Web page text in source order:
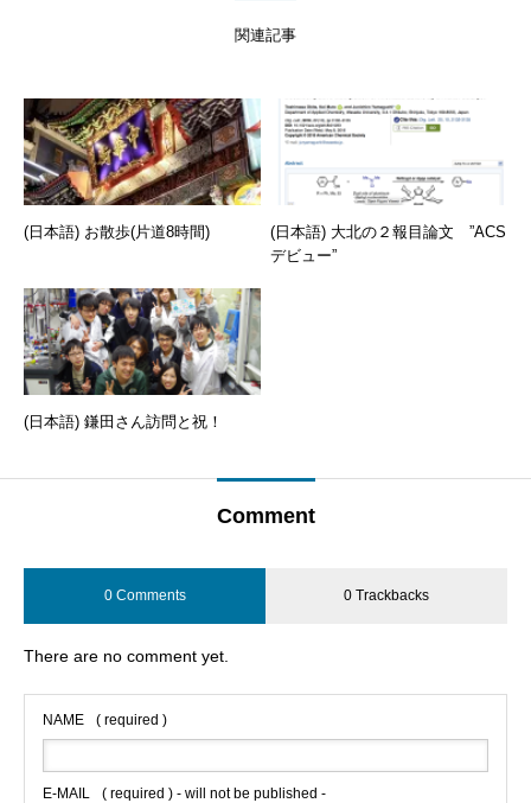
関連記事
(日本語) お散歩(片道8時間)
(日本語) 大北の２報目論文 ”ACS
デビュー”
(日本語) 鎌田さん訪問と祝！
Comment
0 Comments 0 Trackbacks
There are no comment yet.
NAME ( required )
E-MAIL ( required ) - will not be published -